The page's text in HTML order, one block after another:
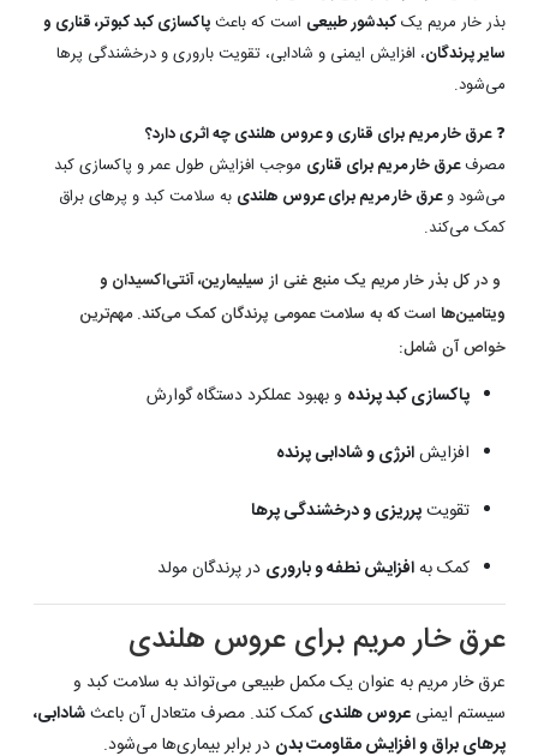
بذر خار مریم یککبدشور طبیعی است که باعثپاکسازی کبد کبوتر، قناری و
سایر پرندگان، افزایش ایمنی و شادابی، تقویت باروری و درخشندگی پرها
می‌شود.
❓عرق خار مریم برای قناری و عروس هلندی چه اثری دارد؟
مصرفعرق خار مریم برای قناری موجب افزایش طول عمر و پاکسازی کبد
می‌شود وعرق خار مریم برای عروس هلندی به سلامت کبد و پرهای براق
کمک می‌کند.
و در کل بذر خار مریم یک منبع غنی از سیلیمارین، آنتی‌اکسیدان‌ و
ویتامین‌ها است که به سلامت عمومی پرندگان کمک می‌کند. مهم‌ترین
خواص آن شامل:
پاکسازی کبد پرنده و بهبود عملکرد دستگاه گوارش
افزایشانرژی و شادابی پرنده
تقویتپرریزی و درخشندگی پرها
کمک بهافزایش نطفه و باروری در پرندگان مولد
عرق خار مریم برای عروس هلندی
عرق خار مریم به عنوان یک مکمل طبیعی می‌تواند به سلامت کبد و
سیستم ایمنیعروس هلندی کمک کند. مصرف متعادل آن باعثشادابی،
پرهای براق و افزایش مقاومت بدن در برابر بیماری‌ها می‌شود.